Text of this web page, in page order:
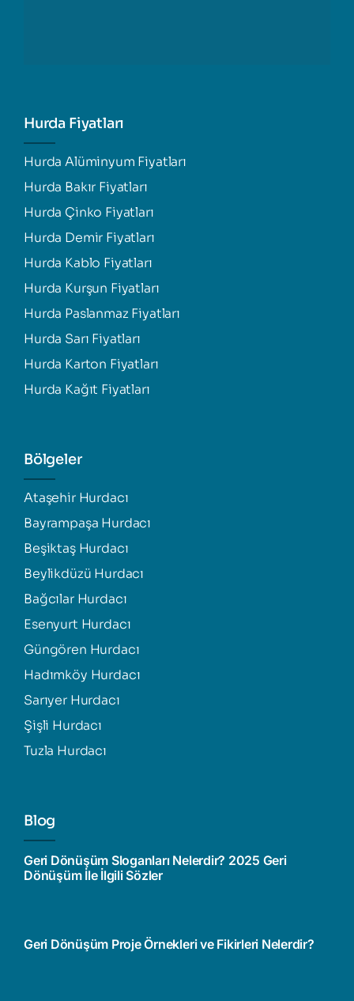
Hurda Fiyatları
Hurda Alüminyum Fiyatları
Hurda Bakır Fiyatları
Hurda Çinko Fiyatları
Hurda Demir Fiyatları
Hurda Kablo Fiyatları
Hurda Kurşun Fiyatları
Hurda Paslanmaz Fiyatları
Hurda Sarı Fiyatları
Hurda Karton Fiyatları
Hurda Kağıt Fiyatları
Bölgeler
Ataşehir Hurdacı
Bayrampaşa Hurdacı
Beşiktaş Hurdacı
Beylikdüzü Hurdacı
Bağcılar Hurdacı
Esenyurt Hurdacı
Güngören Hurdacı
Hadımköy Hurdacı
Sarıyer Hurdacı
Şişli Hurdacı
Tuzla Hurdacı
Blog
Geri Dönüşüm Sloganları Nelerdir? 2025 Geri
Dönüşüm İle İlgili Sözler
Geri Dönüşüm Proje Örnekleri ve Fikirleri Nelerdir?